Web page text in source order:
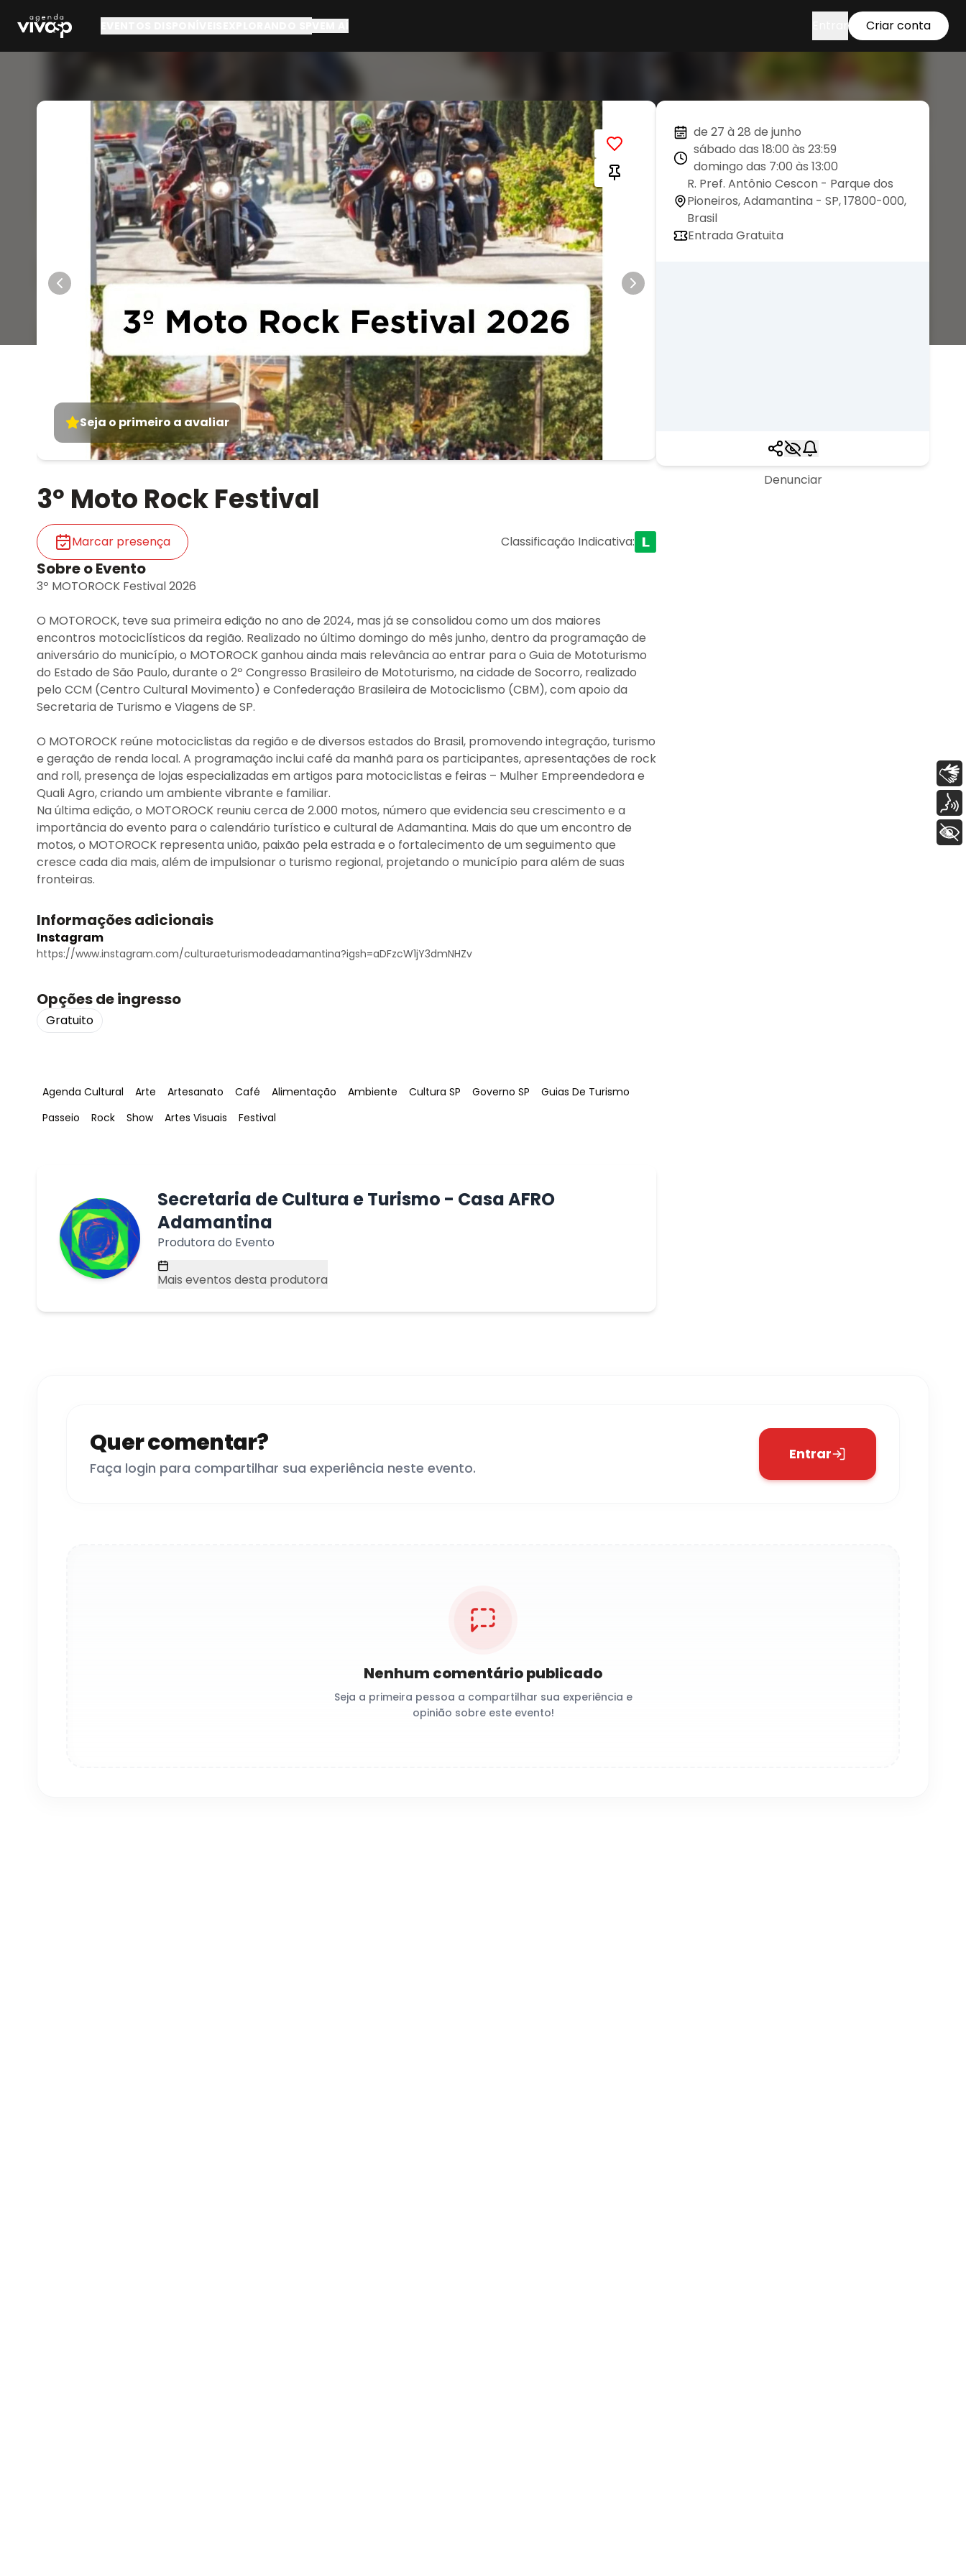
Criar conta
Seja o primeiro a avaliar
3º Moto Rock Festival
Marcar presença Classificação Indicativa:
Sobre o Evento
3º MOTOROCK Festival 2026
O MOTOROCK, teve sua primeira edição no ano de 2024, mas já se consolidou como um dos maiores
encontros motociclísticos da região. Realizado no último domingo do mês junho, dentro da programação de
aniversário do município, o MOTOROCK ganhou ainda mais relevância ao entrar para o Guia de Mototurismo
do Estado de São Paulo, durante o 2º Congresso Brasileiro de Mototurismo, na cidade de Socorro, realizado
pelo CCM (Centro Cultural Movimento) e Confederação Brasileira de Motociclismo (CBM), com apoio da
Secretaria de Turismo e Viagens de SP.
O MOTOROCK reúne motociclistas da região e de diversos estados do Brasil, promovendo integração, turismo
e geração de renda local. A programação inclui café da manhã para os participantes, apresentações de rock
and roll, presença de lojas especializadas em artigos para motociclistas e feiras – Mulher Empreendedora e
Quali Agro, criando um ambiente vibrante e familiar.
Na última edição, o MOTOROCK reuniu cerca de 2.000 motos, número que evidencia seu crescimento e a
importância do evento para o calendário turístico e cultural de Adamantina. Mais do que um encontro de
motos, o MOTOROCK representa união, paixão pela estrada e o fortalecimento de um seguimento que
cresce cada dia mais, além de impulsionar o turismo regional, projetando o município para além de suas
fronteiras.
Informações adicionais
Instagram
https://www.instagram.com/culturaeturismodeadamantina?igsh=aDFzcW1jY3dmNHZv
Opções de ingresso
Gratuito
Tag:
Agenda Cultural Tag:
Arte Tag:
Artesanato Tag:
Café Tag:
Alimentação Tag:
Ambiente Tag:
Cultura SP Tag:
Governo SP Tag:
Guias De Turismo
Tag:
Passeio Tag:
Rock Tag:
Show Tag:
Artes Visuais Tag:
Festival
Secretaria de Cultura e Turismo - Casa AFRO
Adamantina
Produtora do Evento
Mais eventos desta produtora
de 27 à 28 de junho
sábado das 18:00 às 23:59
domingo das 7:00 às 13:00
R. Pref. Antônio Cescon - Parque dos
Pioneiros, Adamantina - SP, 17800-000,
Brasil
Entrada Gratuita
Denunciar
Quer comentar?
Faça login para compartilhar sua experiência neste evento.
Entrar
Nenhum comentário publicado
Seja a primeira pessoa a compartilhar sua experiência e
opinião sobre este evento!